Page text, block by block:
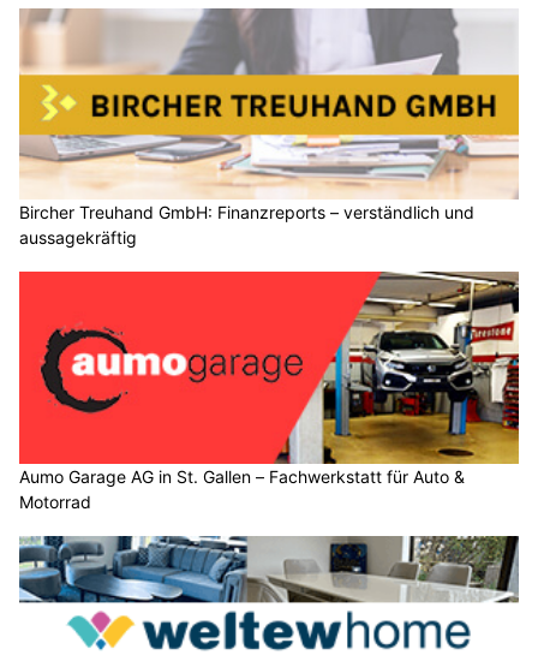
Bircher Treuhand GmbH: Finanzreports – verständlich und
aussagekräftig
Aumo Garage AG in St. Gallen – Fachwerkstatt für Auto &
Motorrad